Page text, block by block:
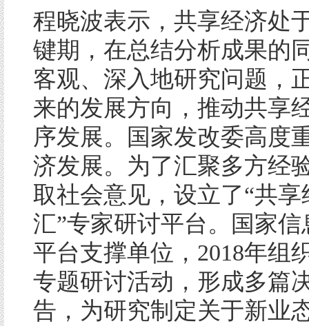
程晓波表示，共享经济处
键期，在总结分析成果的
客观、深入地研究问题，
来的发展方向，推动共享
序发展。国家发改委高度
济发展。为了汇聚多方经
取社会意见，设立了“共享
汇”专家研讨平台。国家
平台支撑单位，2018年组
专题研讨活动，形成多篇
告，为研究制定关于新业